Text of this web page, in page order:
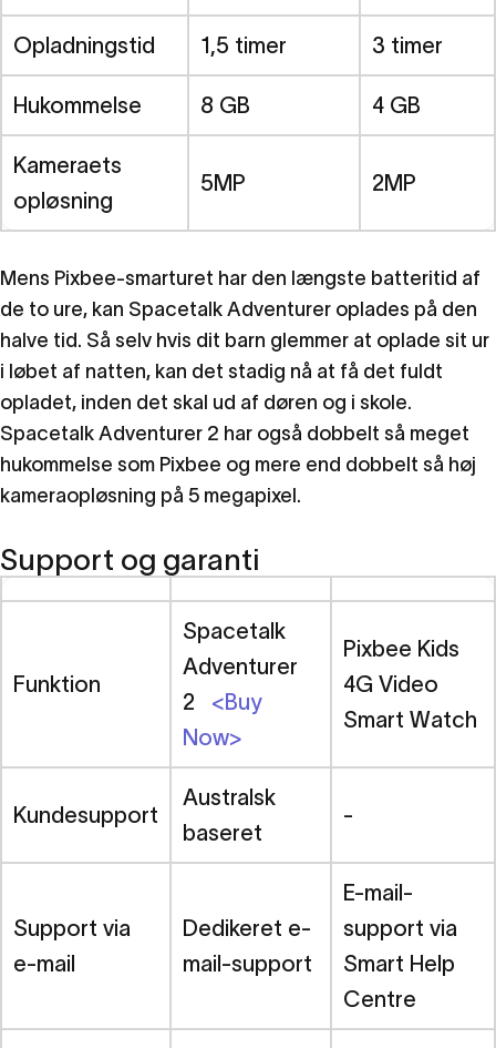
Opladningstid 1,5 timer 3 timer
Hukommelse 8 GB 4 GB
Kameraets
opløsning
5MP 2MP
Mens Pixbee-smarturet har den længste batteritid af
de to ure, kan Spacetalk Adventurer oplades på den
halve tid. Så selv hvis dit barn glemmer at oplade sit ur
i løbet af natten, kan det stadig nå at få det fuldt
opladet, inden det skal ud af døren og i skole.
Spacetalk Adventurer 2 har også dobbelt så meget
hukommelse som Pixbee og mere end dobbelt så høj
kameraopløsning på 5 megapixel.
Support og garanti
Funktion
Spacetalk
Adventurer
2
<Buy
Now>
Pixbee Kids
4G Video
Smart Watch
Kundesupport
Australsk
baseret
-
Support via
e-mail
Dedikeret e-
mail-support
E-mail-
support via
Smart Help
Centre